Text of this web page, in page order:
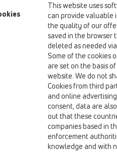
Grotelės
HL66
HL66P
HL66P
Uždedamas
This website uses
can provide valuable
the quality of our
saved in the browser
deleted as needed
Some of the cookies
are set on the basis
website. We do not
Cookies from third
and online
consent, data are
out that these
companies based in
enforcement
knowledge and with